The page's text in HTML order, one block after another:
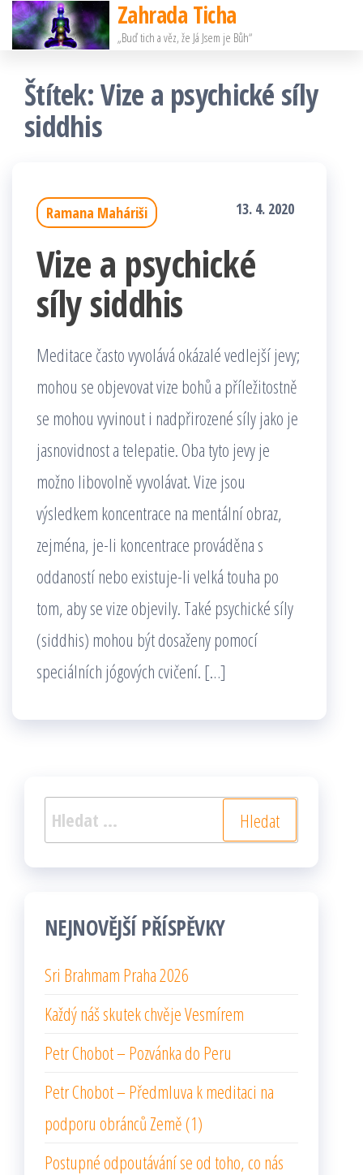
Přeskočit
na
obsah
Zahrada Ticha
„Buď tich a věz, že Já Jsem je Bůh“
Štítek:Vize a psychické síly
siddhis
Ramana Maháriši 13. 4. 2020
Vize a psychické
síly siddhis
Meditace často vyvolává okázalé vedlejší jevy;
mohou se objevovat vize bohů a příležitostně
se mohou vyvinout i nadpřirozené síly jako je
jasnovidnost a telepatie. Oba tyto jevy je
možno libovolně vyvolávat. Vize jsou
výsledkem koncentrace na mentální obraz,
zejména, je-li koncentrace prováděna s
oddaností nebo existuje-li velká touha po
tom, aby se vize objevily. Také psychické síly
(siddhis) mohou být dosaženy pomocí
speciálních jógových cvičení. […]
Vyhledávání
NEJNOVĚJŠÍ PŘÍSPĚVKY
Sri Brahmam Praha 2026
Každý náš skutek chvěje Vesmírem
Petr Chobot – Pozvánka do Peru
Petr Chobot – Předmluva k meditaci na
podporu obránců Země (1)
Postupné odpoutávání se od toho, co nás